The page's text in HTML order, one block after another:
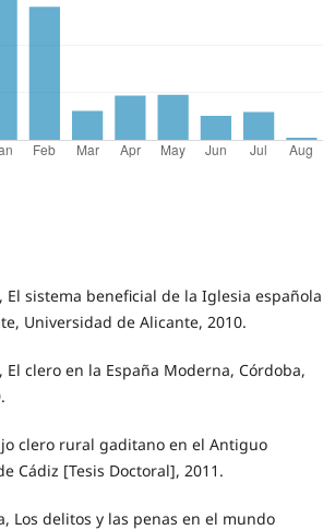
El sistema beneficial de la Iglesia española
Universidad de Alicante, 2010.
El clero en la España Moderna, Córdoba,
clero rural gaditano en el Antiguo
Cádiz [Tesis Doctoral], 2011.
Los delitos y las penas en el mundo